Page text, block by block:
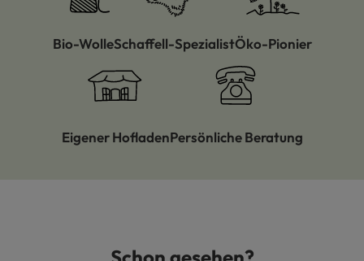
Bio-WolleSchaffell-SpezialistÖko-Pionier
Eigener HofladenPersönliche Beratung
Produktgalerie überspringen